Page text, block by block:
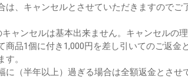
、キャンセルとさせていただきますのでご
ャンセルは基本出来ません。キャンセルの
品1個に付き1,000円を差し引いてのご返金
。
（半年以上）過ぎる場合は全額返金とさせ